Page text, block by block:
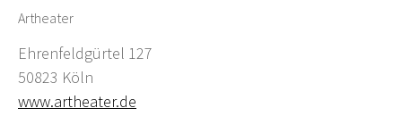
Artheater
Ehrenfeldgürtel 127
50823 Köln
www.artheater.de